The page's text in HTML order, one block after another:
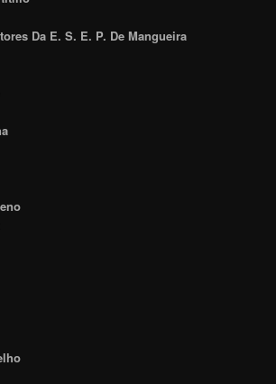
Da E. S. E. P. De Mangueira